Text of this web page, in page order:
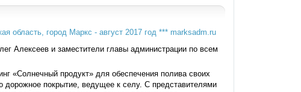
Алексеев и заместители главы администрации по всем
«Солнечный продукт» для обеспечения полива своих
дорожное покрытие, ведущее к селу. С представителями